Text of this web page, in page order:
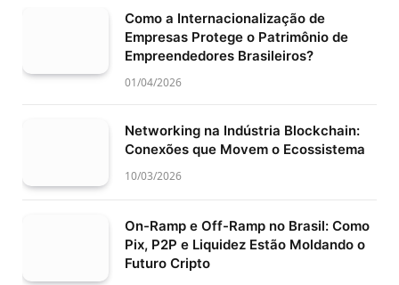
Como a Internacionalização de
Empresas Protege o Patrimônio de
Empreendedores Brasileiros?
01/04/2026
Networking na Indústria Blockchain:
Conexões que Movem o Ecossistema
10/03/2026
On-Ramp e Off-Ramp no Brasil: Como
Pix, P2P e Liquidez Estão Moldando o
Futuro Cripto